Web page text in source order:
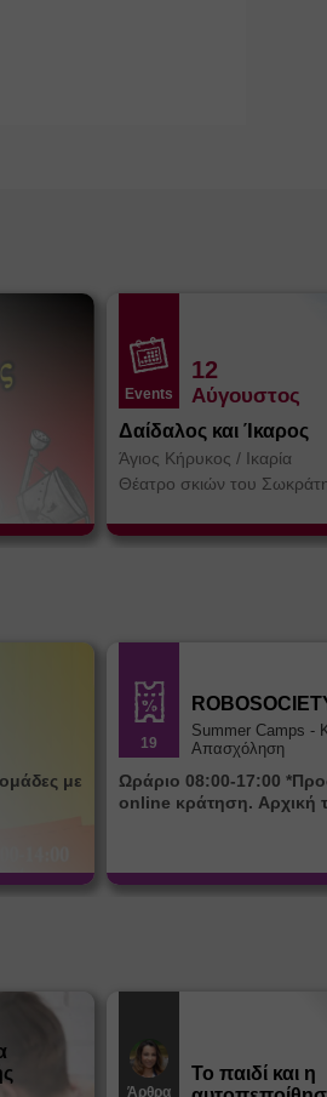
Events
12
Αύγουστος
Δαίδαλος και Ίκαρος
Άγιος Κήρυκος / Ικαρία
Θέατρο σκιών του
με
19
Summer Camps -
Απασχόληση
Ωράριο 08:00-17:00 *Προσφορά αποκλειστικά για
online κράτηση. Αρχική
Άρθρα
Το παιδί και η